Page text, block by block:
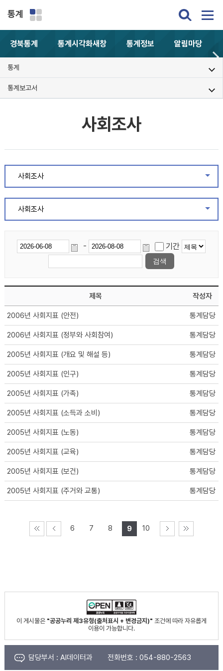
통계
경북통계 통계시각화새창 통계정보 알림마당
통계
통계보고서
사회조사
사회조사
사회조사
- 기간
제목 작성자
2006년 사회지표 (안전) 통계담당
2006년 사회지표 (정부와 사회참여) 통계담당
2005년 사회지표 (개요 및 해설 등) 통계담당
2005년 사회지표 (인구) 통계담당
2005년 사회지표 (가족) 통계담당
2005년 사회지표 (소득과 소비) 통계담당
2005년 사회지표 (노동) 통계담당
2005년 사회지표 (교육) 통계담당
2005년 사회지표 (보건) 통계담당
2005년 사회지표 (주거와 교통) 통계담당
6 7 8 9 10
이 게시물은 "공공누리 제3유형(출처표시 + 변경금지)" 조건에 따라 자유롭게
이용이 가능합니다.
담당부서 : AI데이터과 전화번호 : 054-880-2563